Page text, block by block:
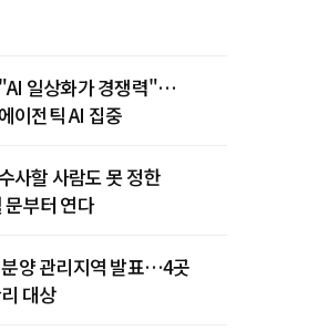
일상화가 경쟁력"…
이전틱 AI 집중
사할 사람도 못 정한
부터 연다
양 관리지역 발표…4곳
대상